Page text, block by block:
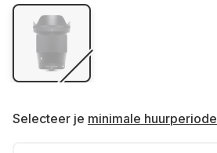
Selecteer je minimale huurperiode